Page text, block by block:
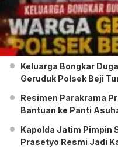
Keluarga Bongkar
Geruduk Polsek Beji
Resimen Parakrama
Bantuan ke Panti
Kapolda Jatim Pimpin
Prasetyo Resmi Jadi